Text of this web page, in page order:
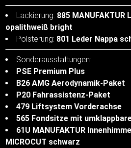
Lackierung: 885 MANUFAKTUR
opalithweiß bright
Polsterung: 801 Leder Nappa
Sonderausstattungen:
PSE Premium Plus
B26 AMG Aerodynamik-Paket
P20 Fahrassistenz-Paket
479 Liftsystem Vorderachse
565 Fondsitze mit
61U MANUFAKTUR
MICROCUT schwarz